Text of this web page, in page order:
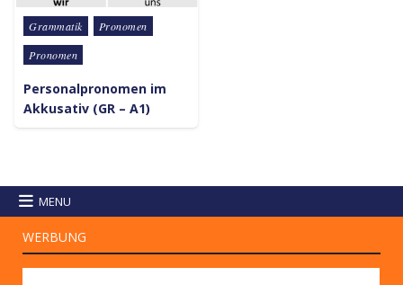
Posted in
Grammatik
Pronomen
Pronomen
Personalpronomen im
Akkusativ (GR – A1)
MENU
WERBUNG